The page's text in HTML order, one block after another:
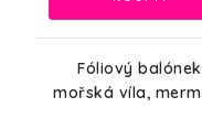
Fóliový
mořská víla,